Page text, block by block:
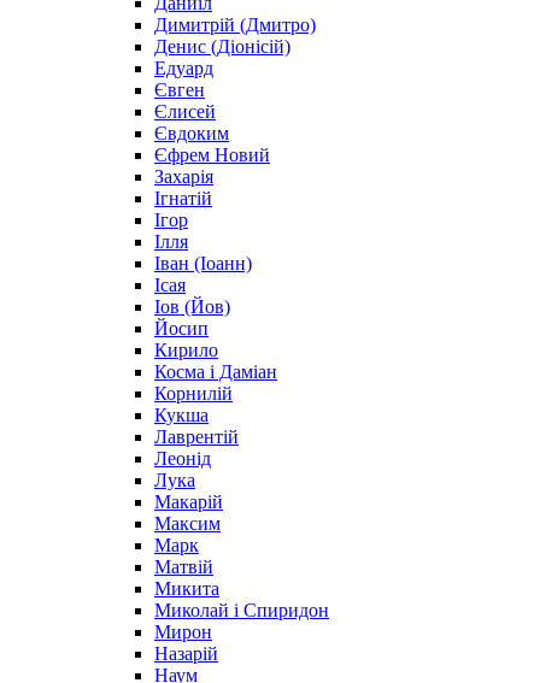
Димитрій (Дмитро)
Денис (Діонісій)
Едуард
Євген
Єлисей
Євдоким
Єфрем Новий
Захарія
Ігнатій
Ігор
Ілля
Іван (Іоанн)
Ісая
Іов (Йов)
Йосип
Кирило
Косма і Даміан
Корнилій
Кукша
Лаврентій
Леонід
Лука
Макарій
Максим
Марк
Матвій
Микита
Миколай і Спиридон
Мирон
Назарій
Наум